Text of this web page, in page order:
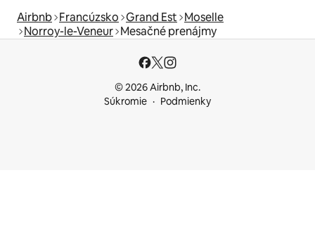
Airbnb Francúzsko Grand Est Moselle
Norroy-le-Veneur Mesačné prenájmy
© 2026 Airbnb, Inc.
Súkromie
Podmienky